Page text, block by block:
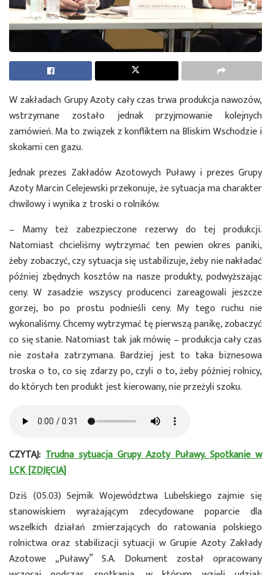
W zakładach Grupy Azoty cały czas trwa produkcja nawozów,
wstrzymane zostało jednak przyjmowanie kolejnych
zamówień. Ma to związek z konfliktem na Bliskim Wschodzie i
skokami cen gazu.
Jednak prezes Zakładów Azotowych Puławy i prezes Grupy
Azoty Marcin Celejewski przekonuje, że sytuacja ma charakter
chwilowy i wynika z troski o rolników.
– Mamy też zabezpieczone rezerwy do tej produkcji.
Natomiast chcieliśmy wytrzymać ten pewien okres paniki,
żeby zobaczyć, czy sytuacja się ustabilizuje, żeby nie nakładać
później zbędnych kosztów na nasze produkty, podwyższając
ceny. W zasadzie wszyscy producenci zareagowali jeszcze
gorzej, bo po prostu podnieśli ceny. My tego ruchu nie
wykonaliśmy. Chcemy wytrzymać tę pierwszą panikę, zobaczyć
co się stanie. Natomiast tak jak mówię – produkcja cały czas
nie została zatrzymana. Bardziej jest to taka biznesowa
troska o to, co się zdarzy po, czyli o to, żeby później rolnicy,
do których ten produkt jest kierowany, nie przeżyli szoku.
CZYTAJ: Trudna sytuacja Grupy Azoty Puławy. Spotkanie w
LCK [ZDJĘCIA]
Dziś (05.03) Sejmik Województwa Lubelskiego zajmie się
stanowiskiem wyrażającym zdecydowane poparcie dla
wszelkich działań zmierzających do ratowania polskiego
rolnictwa oraz stabilizacji sytuacji w Grupie Azoty Zakłady
Azotowe „Puławy” S.A. Dokument został opracowany